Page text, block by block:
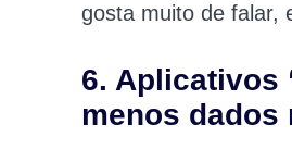
gosta muito de falar,
6. Aplicativos
menos dados